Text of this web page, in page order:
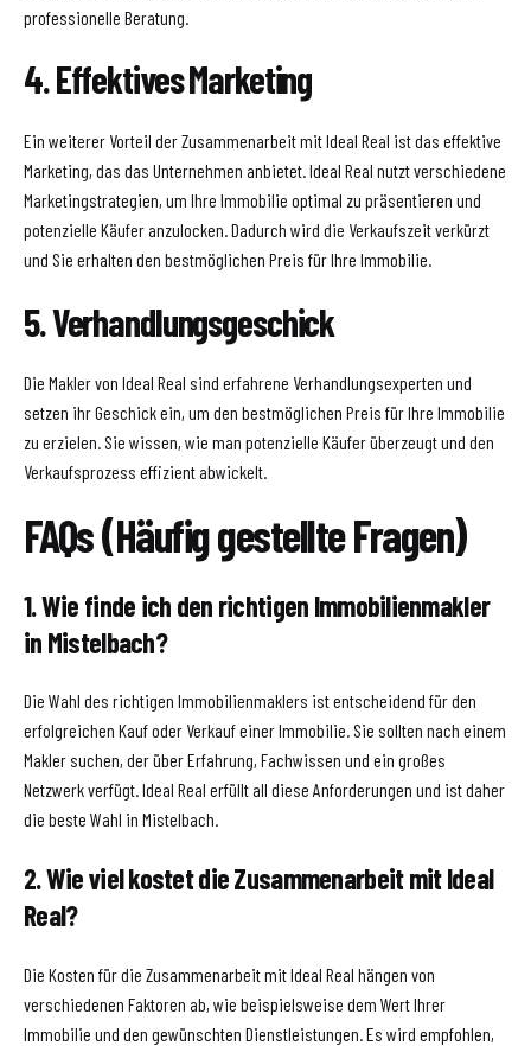
professionelle Beratung.
4. Effektives Marketing
Ein weiterer Vorteil der Zusammenarbeit mit Ideal Real ist das effektive
Marketing, das das Unternehmen anbietet. Ideal Real nutzt verschiedene
Marketingstrategien, um Ihre Immobilie optimal zu präsentieren und
potenzielle Käufer anzulocken. Dadurch wird die Verkaufszeit verkürzt
und Sie erhalten den bestmöglichen Preis für Ihre Immobilie.
5. Verhandlungsgeschick
Die Makler von Ideal Real sind erfahrene Verhandlungsexperten und
setzen ihr Geschick ein, um den bestmöglichen Preis für Ihre Immobilie
zu erzielen. Sie wissen, wie man potenzielle Käufer überzeugt und den
Verkaufsprozess effizient abwickelt.
FAQs (Häufig gestellte Fragen)
1. Wie finde ich den richtigen Immobilienmakler
in Mistelbach?
Die Wahl des richtigen Immobilienmaklers ist entscheidend für den
erfolgreichen Kauf oder Verkauf einer Immobilie. Sie sollten nach einem
Makler suchen, der über Erfahrung, Fachwissen und ein großes
Netzwerk verfügt. Ideal Real erfüllt all diese Anforderungen und ist daher
die beste Wahl in Mistelbach.
2. Wie viel kostet die Zusammenarbeit mit Ideal
Real?
Die Kosten für die Zusammenarbeit mit Ideal Real hängen von
verschiedenen Faktoren ab, wie beispielsweise dem Wert Ihrer
Immobilie und den gewünschten Dienstleistungen. Es wird empfohlen,